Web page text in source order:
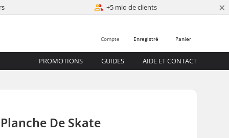
+5 mio de clients ×
Panier
Enregistré
Compte
PROMOTIONS GUIDES AIDE ET CONTACT
De Skate